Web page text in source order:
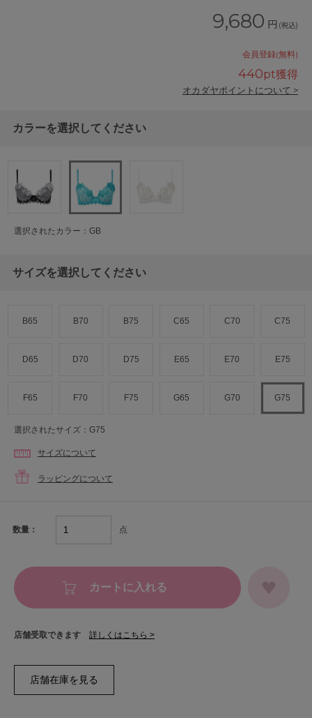
9,680 円 (税込)
会員登録(無料)
440pt獲得
オカダヤポイントについて >
カラーを選択してください
選択されたカラー：GB
サイズを選択してください
B65 B70 B75 C65 C70 C75
D65 D70 D75 E65 E70 E75
F65 F70 F75 G65 G70 G75
選択されたサイズ：G75
サイズについて
ラッピングについて
数量： 点
カートに入れる
店舗受取できます 詳しくはこちら >